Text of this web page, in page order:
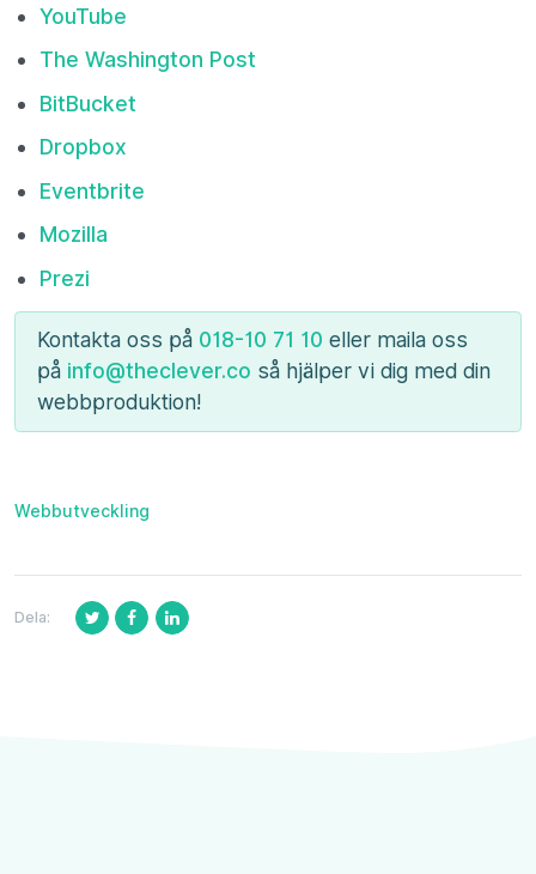
YouTube
The Washington Post
BitBucket
Dropbox
Eventbrite
Mozilla
Prezi
Kontakta oss på 018-10 71 10 eller maila oss
på info@theclever.co så hjälper vi dig med din
webbproduktion!
Webbutveckling
Dela: